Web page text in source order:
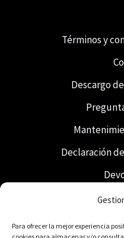
Para ofrecer la mejor experiencia
Términos y
Descargo
Declaración